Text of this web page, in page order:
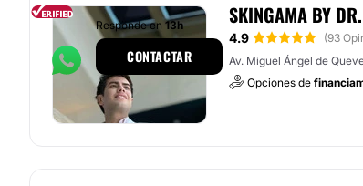
SKINGAMA BY
4.9 (93
Av. Miguel Ángel de
Opciones de
Responde en 13h
CONTACTAR